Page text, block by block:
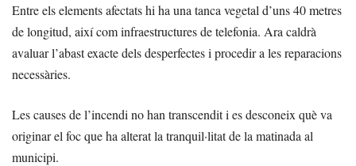
Entre els elements afectats hi ha una tanca vegetal d’uns 40 metres
de longitud, així com infraestructures de telefonia. Ara caldrà
avaluar l’abast exacte dels desperfectes i procedir a les reparacions
necessàries.
Les causes de l’incendi no han transcendit i es desconeix què va
originar el foc que ha alterat la tranquil·litat de la matinada al
municipi.